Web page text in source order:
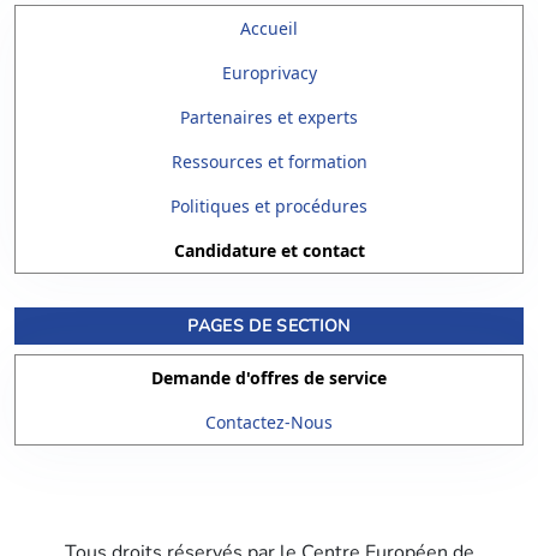
Accueil
Europrivacy
Partenaires et experts
Ressources et formation
Politiques et procédures
Candidature et contact
PAGES DE SECTION
Demande d'offres de service
Contactez-Nous